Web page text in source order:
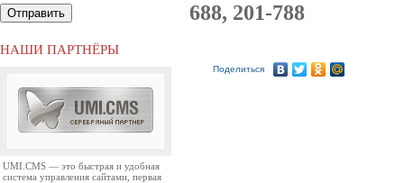
НАШИ ПАРТНЁРЫ
UMI.CMS — это быстрая и удобная
система управления сайтами, первая
688, 201-788
Поделиться